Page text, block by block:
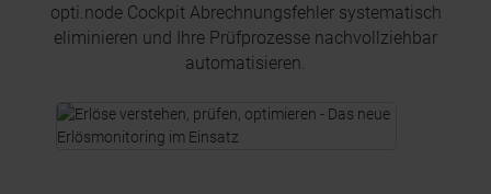
opti.node Cockpit Abrechnungsfehler systematisch
eliminieren und Ihre Prüfprozesse nachvollziehbar
automatisieren.